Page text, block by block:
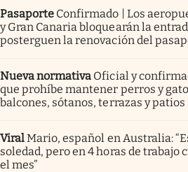
Pasaporte Confirmado | Los
y Gran Canaria bloquearán la
posterguen la renovación del
Nueva normativa Oficial y
que prohíbe mantener perros y
balcones, sótanos, terrazas y patios
ViralMario, español en Australia:
soledad, pero en 4 horas de trabajo
el mes”